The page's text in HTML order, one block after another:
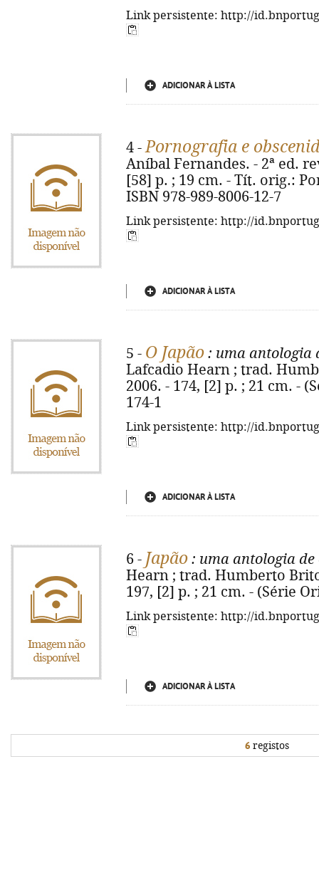
Link persistente: http://
ADICIONAR À LISTA
4 -Pornografia e
Aníbal Fernandes. - 2ª ed.
[58] p. ; 19 cm. - Tít. orig.:
ISBN 978-989-8006-12-7
Link persistente: http://
ADICIONAR À LISTA
5 - O Japão : uma antologia
Lafcadio Hearn ; trad.
2006. - 174, [2] p. ; 21 cm. -
174-1
Link persistente: http://
ADICIONAR À LISTA
6 - Japão : uma antologia de
Hearn ; trad. Humberto
197, [2] p. ; 21 cm. - (Série
Link persistente: http://
ADICIONAR À LISTA
6 registos